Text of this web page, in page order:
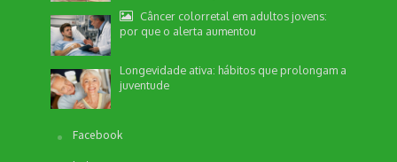
Câncer colorretal em adultos jovens:
por que o alerta aumentou
Longevidade ativa: hábitos que prolongam a
juventude
FacebookNossa equipe de suporte ao cliente está aqui